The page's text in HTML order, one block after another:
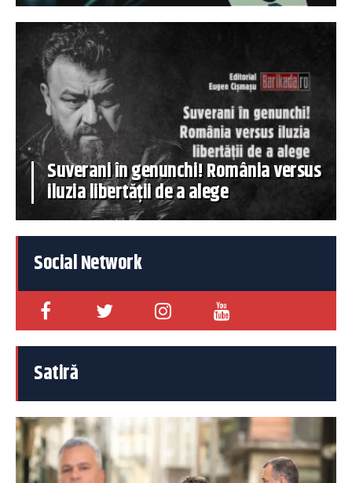
Suverani în genunchi! România versus
iluzia libertății de a alege
Social Network
Satiră